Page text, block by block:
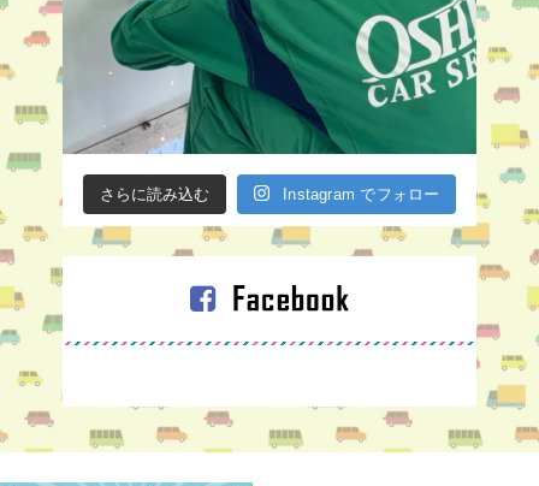
さらに読み込む Instagram でフォロー